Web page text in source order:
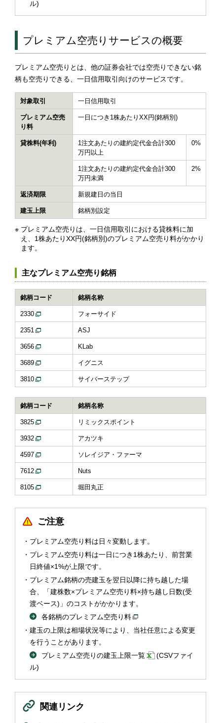
ル)
プレミアム空売りサービスの概要
プレミアム空売りとは、他の証券会社では空売りできない銘
柄も空売りできる、一日信用取引向けのサービスです。
対象取引 一日信用取引
プレミアム空売
り料
一日につき1株あたりXX円(銘柄別)
貸株料(年利)
1注文あたりの建約定代金合計300
万円以上
0%
1注文あたりの建約定代金合計300
万円未満
2%
返済期限 新規建日の当日
建玉上限 銘柄別設定
※ プレミアム空売りは、一日信用取引における貸株料に加
え、1株あたりXX円(銘柄別)のプレミアム空売り料がかかり
ます。
主なプレミアム空売り銘柄
銘柄コード 銘柄名称
2330 フォーサイド
2351 ASJ
3656 KLab
3689 イグニス
3810 サイバーステップ
銘柄コード 銘柄名称
3825 リミックスポイント
3932 アカツキ
4597 ソレイジア・ファーマ
7612 Nuts
8105 堀田丸正
ご注意
プレミアム空売り料は日々変動します。
プレミアム空売り料は一日につき1株あたり、前営業
日終値×1%が上限です。
プレミアム銘柄の売建玉を翌日以降に持ち越した場
合、「建株数×プレミアム空売り料×持ち越し日数(受
渡ベース)」のコストがかかります。
各銘柄のプレミアム空売り料
建玉の上限は相場状況等により、当社任意による変更
を行うことがあります。
プレミアム空売りの建玉上限一覧
(CSVファイ
ル)
関連リンク